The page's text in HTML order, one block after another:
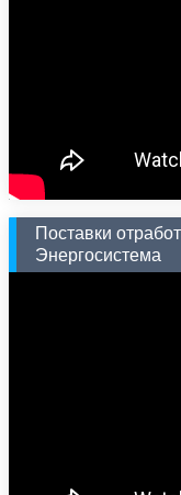
Поставки
Энергосистема